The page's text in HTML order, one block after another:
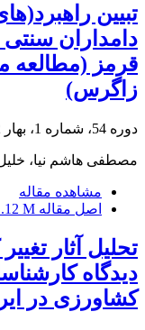
تبیین
دامداران
قرمز (مطالعه
زاگرس)
دوره 54، شماره 1، بهار 1402، صفحه
مصطفی هاشم نیا،
مشاهده مقاله
اصل مقاله M
تحلیل آثار
دیدگاه
کشاورزی در